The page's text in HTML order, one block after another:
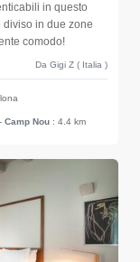
in questo
diviso in due zone
comodo!
Da Gigi Z ( Italia )
- Camp Nou : 4.4 km